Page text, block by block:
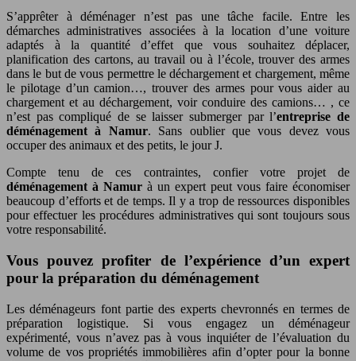
S’apprêter à déménager n’est pas une tâche facile. Entre les
démarches administratives associées à la location d’une voiture
adaptés à la quantité d’effet que vous souhaitez déplacer,
planification des cartons, au travail ou à l’école, trouver des armes
dans le but de vous permettre le déchargement et chargement, même
le pilotage d’un camion…, trouver des armes pour vous aider au
chargement et au déchargement, voir conduire des camions… , ce
n’est pas compliqué de se laisser submerger par l’entreprise de
déménagement à Namur. Sans oublier que vous devez vous
occuper des animaux et des petits, le jour J.
Compte tenu de ces contraintes, confier votre projet de
déménagement à Namur à un expert peut vous faire économiser
beaucoup d’efforts et de temps. Il y a trop de ressources disponibles
pour effectuer les procédures administratives qui sont toujours sous
votre responsabilité.
Vous pouvez profiter de l’expérience d’un expert
pour la préparation du déménagement
Les déménageurs font partie des experts chevronnés en termes de
préparation logistique. Si vous engagez un déménageur
expérimenté, vous n’avez pas à vous inquiéter de l’évaluation du
volume de vos propriétés immobilières afin d’opter pour la bonne